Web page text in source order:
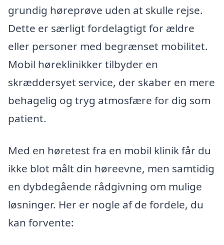
grundig høreprøve uden at skulle rejse.
Dette er særligt fordelagtigt for ældre
eller personer med begrænset mobilitet.
Mobil høreklinikker tilbyder en
skræddersyet service, der skaber en mere
behagelig og tryg atmosfære for dig som
patient.
Med en høretest fra en mobil klinik får du
ikke blot målt din høreevne, men samtidig
en dybdegående rådgivning om mulige
løsninger. Her er nogle af de fordele, du
kan forvente: